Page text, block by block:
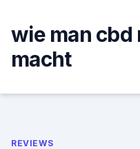
content
wie man cbd
macht
REVIEWS